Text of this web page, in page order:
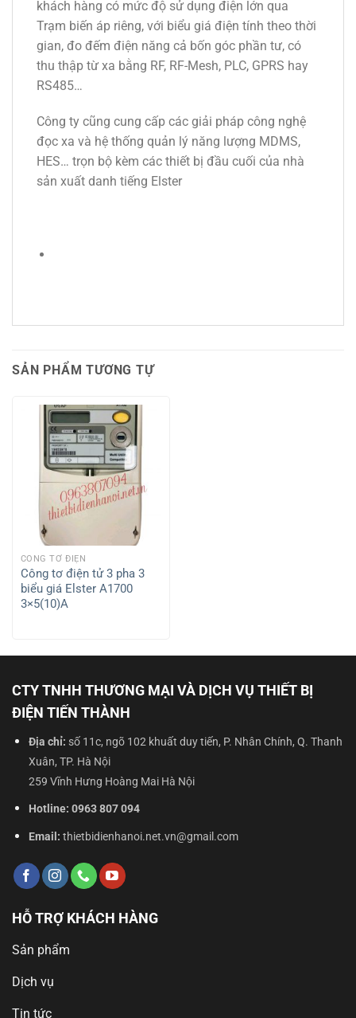
khách hàng có mức độ sử dụng điện lớn qua
Trạm biến áp riêng, với biểu giá điện tính theo thời
gian, đo đếm điện năng cả bốn góc phần tư, có
thu thập từ xa bằng RF, RF-Mesh, PLC, GPRS hay
RS485…
Công ty cũng cung cấp các giải pháp công nghệ
đọc xa và hệ thống quản lý năng lượng MDMS,
HES… trọn bộ kèm các thiết bị đầu cuối của nhà
sản xuất danh tiếng Elster
SẢN PHẨM TƯƠNG TỰ
CÔNG TƠ ĐIỆN
Công tơ điện tử 3 pha 3
biểu giá Elster A1700
3×5(10)A
CTY TNHH THƯƠNG MẠI VÀ DỊCH VỤ THIẾT BỊ
ĐIỆN TIẾN THÀNH
Địa chỉ: số 11c, ngõ 102 khuất duy tiến, P. Nhân Chính, Q. Thanh
Xuân, TP. Hà Nội
259 Vĩnh Hưng Hoàng Mai Hà Nội
Hotline: 0963 807 094
Email: thietbidienhanoi.net.vn@gmail.com
HỖ TRỢ KHÁCH HÀNG
Sản phẩm
Dịch vụ
Tin tức